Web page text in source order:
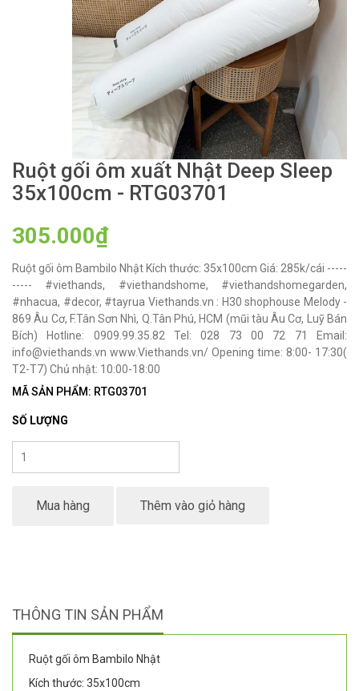
Ruột gối ôm xuất Nhật Deep Sleep
35x100cm - RTG03701
305.000₫
Ruột gối ôm Bambilo Nhật Kích thước: 35x100cm Giá: 285k/cái -----
----- #viethands, #viethandshome, #viethandshomegarden,
#nhacua, #decor, #tayrua Viethands.vn : H30 shophouse Melody -
869 Âu Cơ, F.Tân Sơn Nhì, Q.Tân Phú, HCM (mũi tàu Âu Cơ, Luỹ Bán
Bích) Hotline: 0909.99.35.82 Tel: 028 73 00 72 71 Email:
info@viethands.vn www.Viethands.vn/ Opening time: 8:00- 17:30(
T2-T7) Chủ nhật: 10:00-18:00
MÃ SẢN PHẨM: RTG03701
SỐ LƯỢNG
Mua hàng Thêm vào giỏ hàng
THÔNG TIN SẢN PHẨM
Ruột gối ôm Bambilo Nhật
Kích thước: 35x100cm